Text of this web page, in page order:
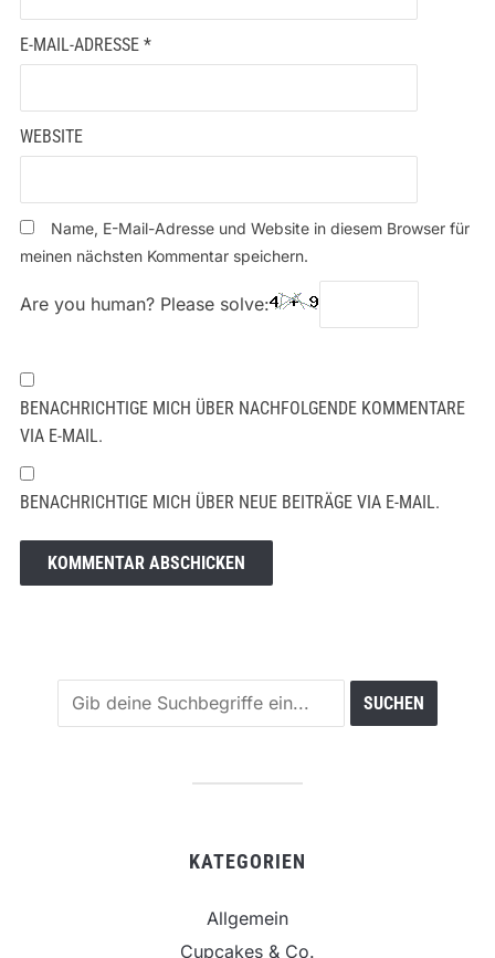
E-MAIL-ADRESSE *
WEBSITE
Name, E-Mail-Adresse und Website in diesem Browser für
meinen nächsten Kommentar speichern.
Are you human? Please solve:
BENACHRICHTIGE MICH ÜBER NACHFOLGENDE KOMMENTARE
VIA E-MAIL.
BENACHRICHTIGE MICH ÜBER NEUE BEITRÄGE VIA E-MAIL.
KATEGORIEN
Allgemein
Cupcakes & Co.